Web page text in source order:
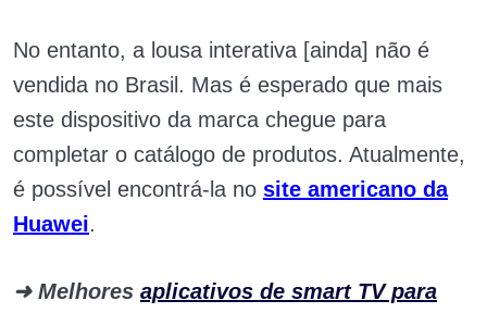
No entanto, a lousa interativa [ainda] não é
vendida no Brasil. Mas é esperado que mais
este dispositivo da marca chegue para
completar o catálogo de produtos. Atualmente,
é possível encontrá-la no site americano da
Huawei.
➜ Melhores aplicativos de smart TV para